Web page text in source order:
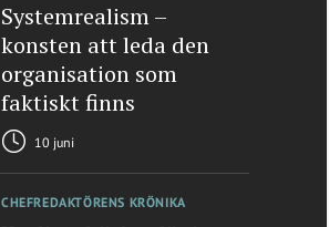
Systemrealism –
konsten att leda den
organisation som
faktiskt finns
10 juni
CHEFREDAKTÖRENS KRÖNIKA